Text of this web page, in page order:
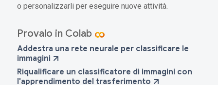
o personalizzarli per eseguire nuove attività.
Provalo in Colab
Addestra una rete neurale per classificare le
immagini
Riqualificare un classificatore di immagini con
l'apprendimento del trasferimento